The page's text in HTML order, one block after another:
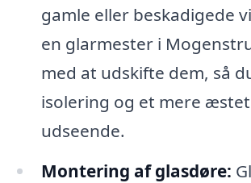
gamle eller beskadigede
en glarmester i
med at udskifte dem, så
isolering og et mere
udseende.
Montering af glasdøre: